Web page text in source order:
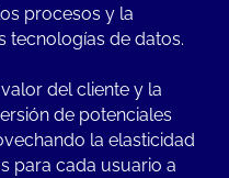
procesos y la
tecnologías de datos.
del cliente y la
de potenciales
la elasticidad
para cada usuario a